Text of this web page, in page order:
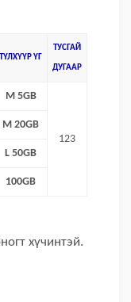
ТҮЛХҮҮР ҮГ
ТУСГАЙ
ДУГААР
M 5GB
123
M 20GB
L 50GB
100GB
хүчинтэй.